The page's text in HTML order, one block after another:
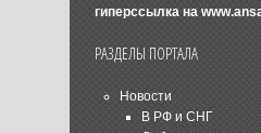
гиперссылка на
РАЗДЕЛЫ ПОРТАЛА
Новости
В РФ и СНГ